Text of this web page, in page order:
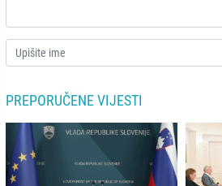
PREPORUČENE VIJESTI